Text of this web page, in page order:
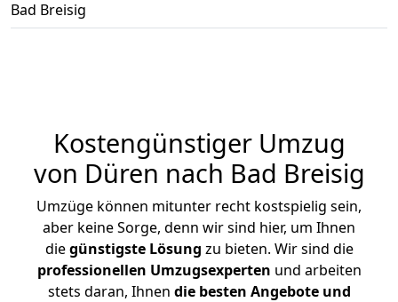
Bad Breisig
Kostengünstiger Umzug
von Düren nach Bad Breisig
Umzüge können mitunter recht kostspielig sein,
aber keine Sorge, denn wir sind hier, um Ihnen
diegünstigste Lösung zu bieten. Wir sind die
professionellen Umzugsexperten und arbeiten
stets daran, Ihnen die besten Angebote und